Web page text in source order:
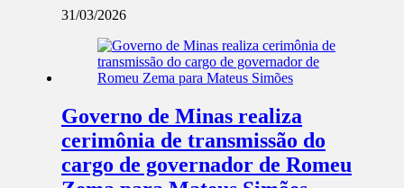
31/03/2026
Governo de Minas realiza
cerimônia de transmissão do
cargo de governador de Romeu